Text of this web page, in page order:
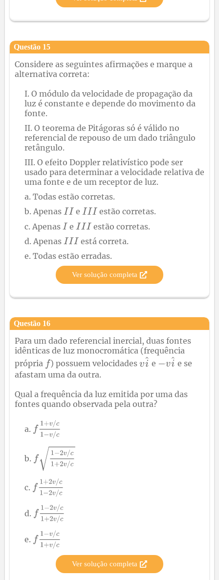
Questão 15
Considere as seguintes afirmações e marque a
alternativa correta:
O módulo da velocidade de propagação da
luz é constante e depende do movimento da
fonte.
O teorema de Pitágoras só é válido no
referencial de repouso de um dado triângulo
retângulo.
O efeito Doppler relativístico pode ser
usado para determinar a velocidade relativa de
uma fonte e de um receptor de luz.
Todas estão corretas.
Apenas
e
estão corretas.
Apenas
e
estão corretas.
Apenas
está correta.
Todas estão erradas.
Ver solução completa
Questão 16
Para um dado referencial inercial, duas fontes
idênticas de luz monocromática (frequência
própria
) possuem velocidades e
e se
afastam uma da outra.
Qual a frequência da luz emitida por uma das
fontes quando observada pela outra?
Ver solução completa